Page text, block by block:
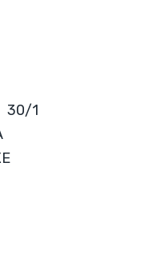
30/1